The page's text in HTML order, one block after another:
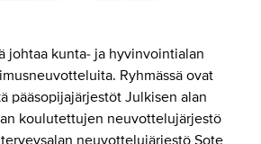
johtaa kunta- ja hyvinvointialan
Ryhmässä ovat
pääsopijajärjestöt Julkisen alan
koulutettujen neuvottelujärjestö